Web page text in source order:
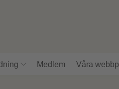
Medlem Våra